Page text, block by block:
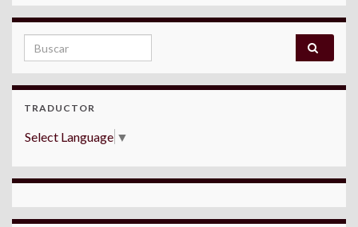
Search for:
TRADUCTOR
Select Language ▼